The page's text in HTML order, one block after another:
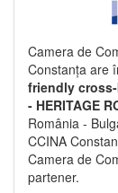
Camera de
Constanța are
friendly
- HERITAGE
România -
CCINA
Camera de
partener.